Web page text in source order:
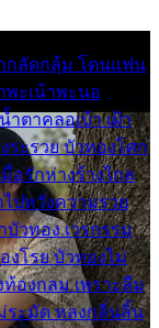
กลัดกลุ้ม โดนแฟน
พะเน้าพะนอ
ำตาคลอเบ้า เฝ้า
ะรวย บัวทองโศก
มื่อรักห่างร้างไกล
ปหวังความรวย
วทอง เวรกรรม
งโรย บัวทองไม่
องกลม เพราะลืม
ระมัด หลงกลิ่นลิ้น